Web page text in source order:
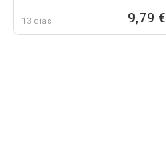
13 días 9,79 €